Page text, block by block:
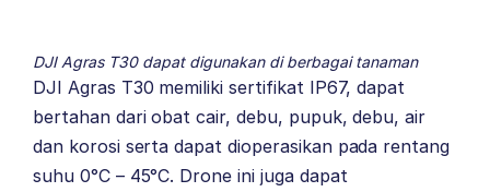
DJI Agras T30 dapat digunakan di berbagai tanaman
DJI Agras T30 memiliki sertifikat IP67, dapat
bertahan dari obat cair, debu, pupuk, debu, air
dan korosi serta dapat dioperasikan pada rentang
suhu 0°C – 45°C. Drone ini juga dapat